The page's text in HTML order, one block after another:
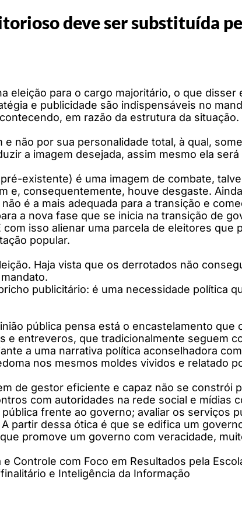
deve ser substituída
eleição para o cargo majoritário, o que
e publicidade são indispensáveis no
em razão da estrutura da situação.
não por sua personalidade total, à qual,
a imagem desejada, assim mesmo ela
existente) é uma imagem de combate,
e, consequentemente, houve desgaste.
é a mais adequada para a transição e
a nova fase que se inicia na transição de
isso alienar uma parcela de eleitores
popular.
Haja vista que os derrotados não
publicitário: é uma necessidade política
pública pensa está o encastelamento
entreveros, que tradicionalmente seguem
a uma narrativa política aconselhadora
nos mesmos moldes vividos e relatado
de gestor eficiente e capaz não se constrói
com autoridades na rede social e mídias
frente ao governo; avaliar os serviços
partir dessa ótica é que se edifica um
promove um governo com veracidade,
Controle com Foco em Resultados pela
e Inteligência da Informação